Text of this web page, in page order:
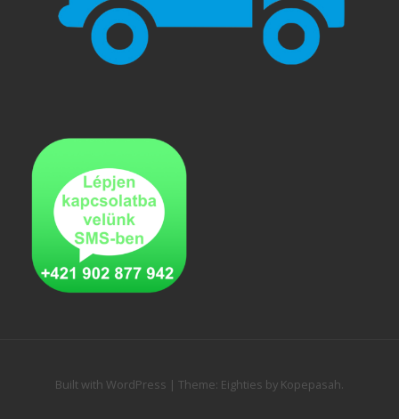
Built with WordPress | Theme: Eighties by Kopepasah.